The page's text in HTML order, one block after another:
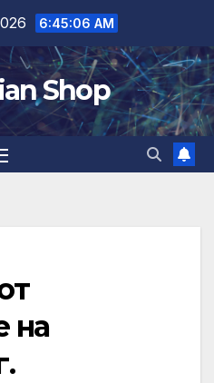
6:45:07 AM
Shop
на